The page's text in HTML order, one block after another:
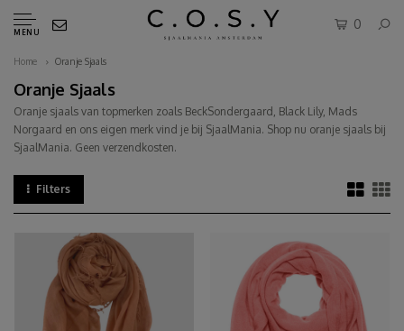
MENU
0
Home Oranje Sjaals
Oranje Sjaals
Oranje sjaals van topmerken zoals BeckSondergaard, Black Lily, Mads
Norgaard en ons eigen merk vind je bij SjaalMania. Shop nu oranje sjaals bij
SjaalMania. Geen verzendkosten.
Filters